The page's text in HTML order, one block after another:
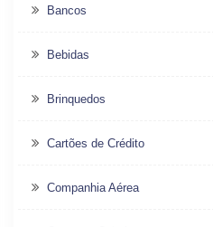
Bancos
Bebidas
Brinquedos
Cartões de Crédito
Companhia Aérea